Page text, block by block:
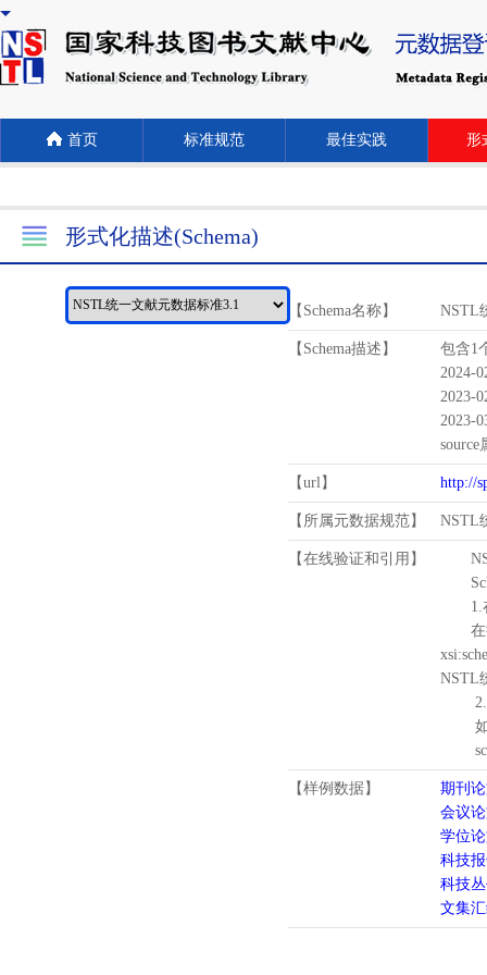
首页 标准规范 最佳实践 形
形式化描述(Schema)
【Schema名称】 NSTL
【Schema描述】
包含1
2024-
2023-
2023-
source
【url】 http://
【所属元数据规范】 NSTL
【在线验证和引用】
1.
在待
NSTL
2.
如需
【样例数据】
期刊
会议
学位
科技
科技
文集